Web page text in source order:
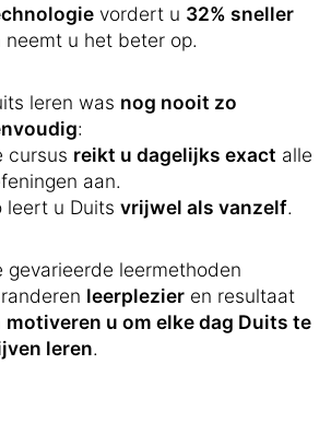
vordert u 32% sneller
neemt u het beter op.
leren was nog nooit zo
:
cursus reikt u dagelijks exact alle
aan.
leert u Duits vrijwel als vanzelf.
gevarieerde leermethoden
leerplezier en resultaat
motiveren u om elke dag Duits te
leren.